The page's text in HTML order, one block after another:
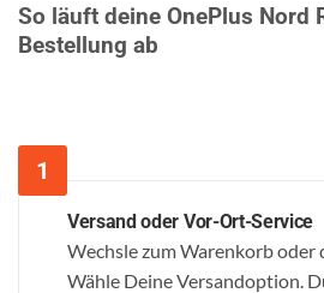
So läuft deine OnePlus Nord
Bestellung ab
Versand oder Vor-Ort-Service
Wechsle zum Warenkorb oder
Wähle Deine Versandoption.